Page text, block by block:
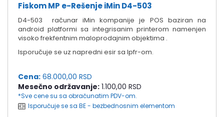
Fiskom MP e-Rešenje iMin D4-503
D4-503 računar iMin kompanije je POS baziran na
android platformi sa integrisanim printerom namenjen
visoko frekfentnim maloprodajnim objektima .
Isporučuje se uz napredni esir sa lpfr-om.
Cena: 68.000,00 RSD
Mesečno održavanje: 1.100,00 RSD
*Sve cene su sa obračunatim PDV-om.
Isporučuje se sa BE - bezbednosnim elementom